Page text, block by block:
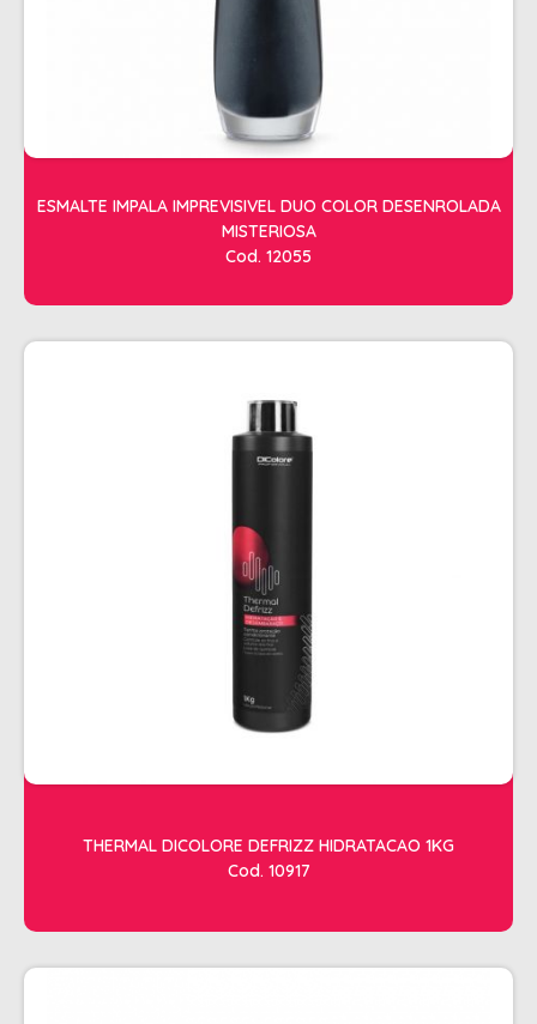
POLTRONAS + ACESSORIOS
ESMALTE IMPALA IMPREVISIVEL DUO COLOR DESENROLADA
MISTERIOSA
Cod. 12055
THERMAL DICOLORE DEFRIZZ HIDRATACAO 1KG
Cod. 10917